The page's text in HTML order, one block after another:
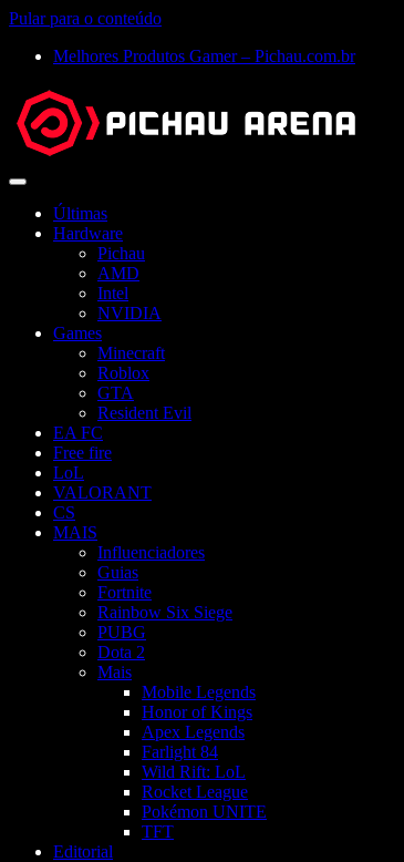
Pular para o conteúdo
Melhores Produtos Gamer – Pichau.com.br
Abrir
Últimas
Hardware
Pichau
AMD
Intel
NVIDIA
Games
Minecraft
Roblox
GTA
Resident Evil
EA FC
Free fire
LoL
VALORANT
CS
MAIS
Influenciadores
Guias
Fortnite
Rainbow Six Siege
PUBG
Dota 2
Mais
Mobile Legends
Honor of Kings
Apex Legends
Farlight 84
Wild Rift: LoL
Rocket League
Pokémon UNITE
TFT
Editorial